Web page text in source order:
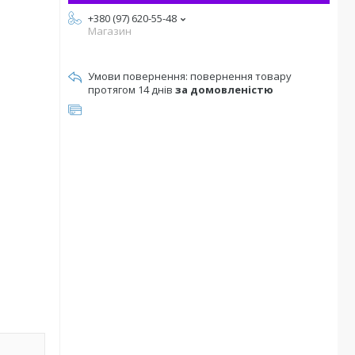
+380 (97) 620-55-48
Магазин
повернення товару
протягом 14 днів за домовленістю